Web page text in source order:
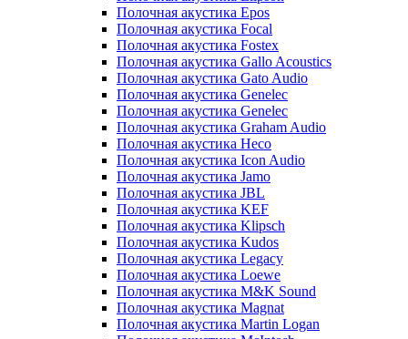
Полочная акустика Epos
Полочная акустика Focal
Полочная акустика Fostex
Полочная акустика Gallo Acoustics
Полочная акустика Gato Audio
Полочная акустика Genelec
Полочная акустика Genelec
Полочная акустика Graham Audio
Полочная акустика Heco
Полочная акустика Icon Audio
Полочная акустика Jamo
Полочная акустика JBL
Полочная акустика KEF
Полочная акустика Klipsch
Полочная акустика Kudos
Полочная акустика Legacy
Полочная акустика Loewe
Полочная акустика M&K Sound
Полочная акустика Magnat
Полочная акустика Martin Logan